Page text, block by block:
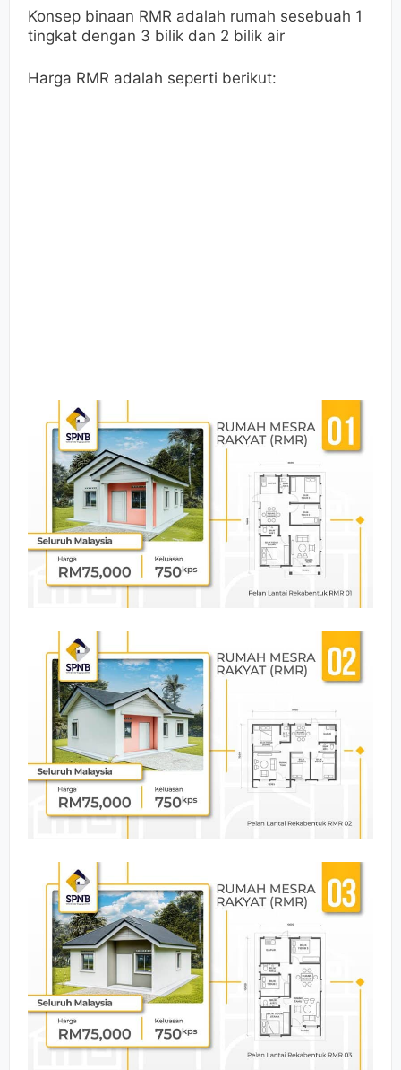
Konsep binaan RMR adalah rumah sesebuah 1
tingkat dengan 3 bilik dan 2 bilik air
Harga RMR adalah seperti berikut: